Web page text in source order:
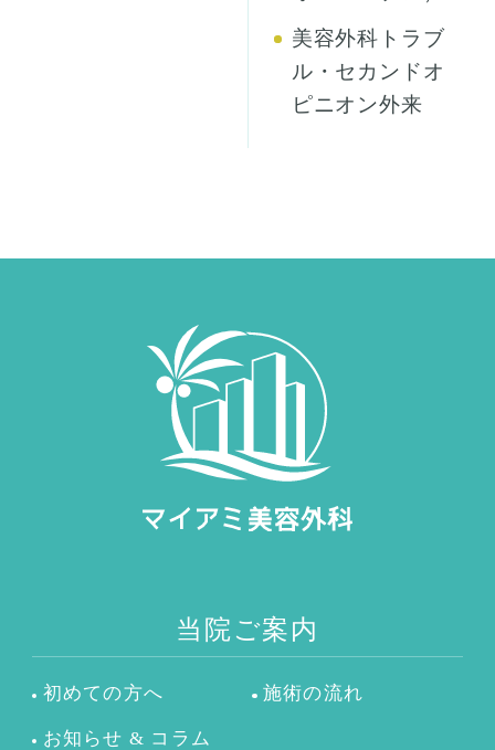
美容外科トラブ
ル・セカンドオ
ピニオン外来
当院ご案内
初めての方へ 施術の流れ
お知らせ & コラム